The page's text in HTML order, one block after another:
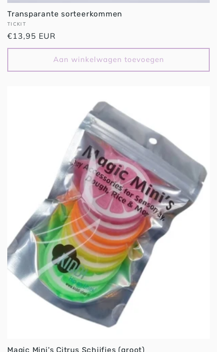
Transparante sorteerkommen
Verkoper:
TICKIT
Normale
prijs
€13,95 EUR
Aan winkelwagen toevoegen
Magic Mini's Citrus Schijfjes (groot)